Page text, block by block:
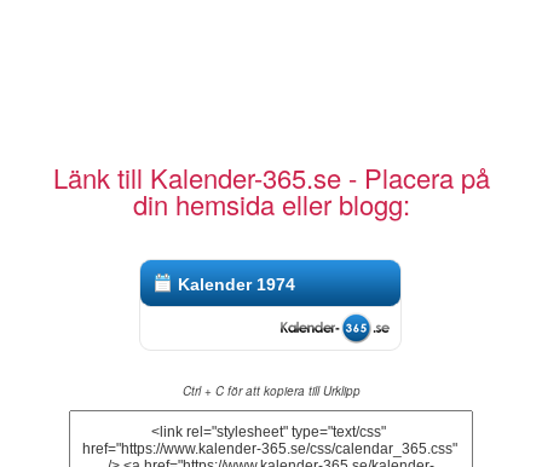
Länk till Kalender-365.se - Placera på
din hemsida eller blogg:
Kalender 1974
Ctrl + C för att kopiera till Urklipp